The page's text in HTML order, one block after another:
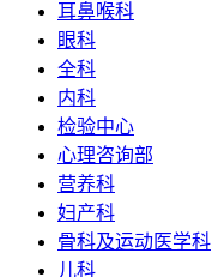
耳鼻喉科
眼科
全科
内科
检验中心
心理咨询部
营养科
妇产科
骨科及运动医学科
儿科